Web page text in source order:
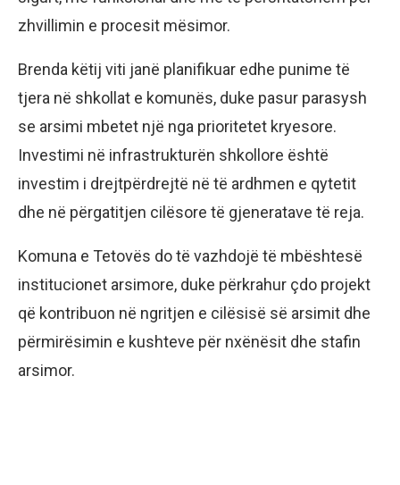
zhvillimin e procesit mësimor.
Brenda këtij viti janë planifikuar edhe punime të
tjera në shkollat e komunës, duke pasur parasysh
se arsimi mbetet një nga prioritetet kryesore.
Investimi në infrastrukturën shkollore është
investim i drejtpërdrejtë në të ardhmen e qytetit
dhe në përgatitjen cilësore të gjeneratave të reja.
Komuna e Tetovës do të vazhdojë të mbështesë
institucionet arsimore, duke përkrahur çdo projekt
që kontribuon në ngritjen e cilësisë së arsimit dhe
përmirësimin e kushteve për nxënësit dhe stafin
arsimor.